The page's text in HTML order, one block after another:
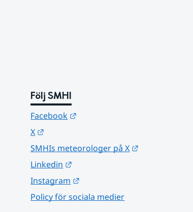
Följ SMHI
Facebook
X
SMHIs meteorologer på X
Linkedin
Instagram
Policy för sociala medier